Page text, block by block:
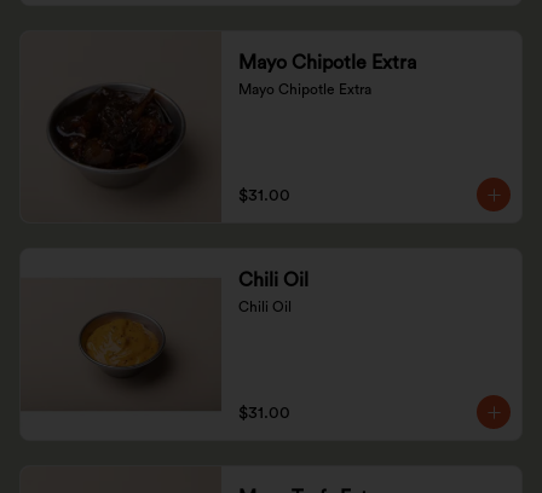
Mayo Chipotle Extra
Mayo Chipotle Extra
$31.00
Chili Oil
Chili Oil
$31.00